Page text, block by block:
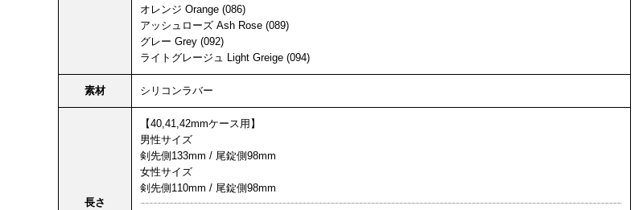
オレンジ Orange (086)
アッシュローズ Ash Rose (089)
グレー Grey (092)
ライトグレージュ Light Greige (094)
素材 シリコンラバー
長さ
【40,41,42mmケース用】
男性サイズ
剣先側133mm / 尾錠側98mm
女性サイズ
剣先側110mm / 尾錠側98mm